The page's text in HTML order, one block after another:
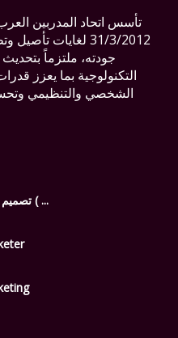
تأسس اتحاد المدربين
31/3/2012 لغايات
جودته، ملتزماً
التكنولوجية بما يعزز
الشخصي والتنظيمي
تصميم وتطوير الحقائب التدريبية ( ...